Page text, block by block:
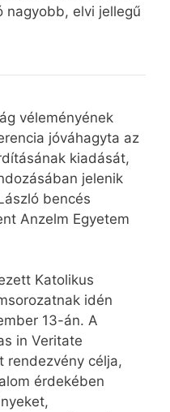
nagyobb, elvi jellegű
véleményének
jóváhagyta az
kiadását,
jelenik
bencés
Anzelm Egyetem
Katolikus
idén
13-án. A
in Veritate
rendezvény célja,
érdekében